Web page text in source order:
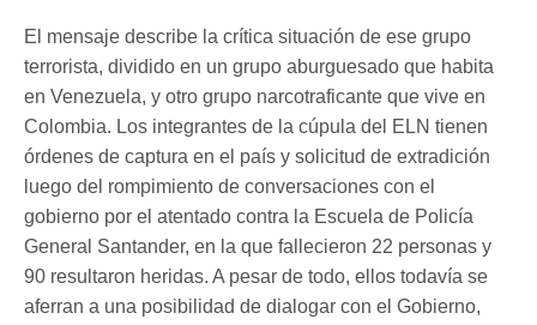
El mensaje describe la crítica situación de ese grupo
terrorista, dividido en un grupo aburguesado que habita
en Venezuela, y otro grupo narcotraficante que vive en
Colombia. Los integrantes de la cúpula del ELN tienen
órdenes de captura en el país y solicitud de extradición
luego del rompimiento de conversaciones con el
gobierno por el atentado contra la Escuela de Policía
General Santander, en la que fallecieron 22 personas y
90 resultaron heridas. A pesar de todo, ellos todavía se
aferran a una posibilidad de dialogar con el Gobierno,